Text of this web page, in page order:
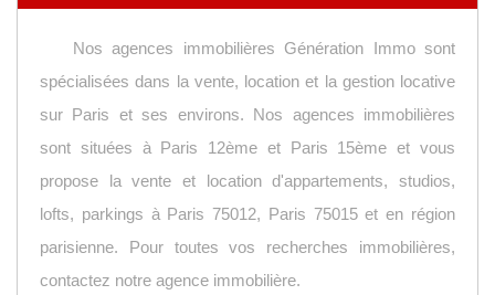
Nos agences immobilières Génération Immo sont
spécialisées dans la vente, location et la gestion locative
sur Paris et ses environs. Nos agences immobilières
sont situées à Paris 12ème et Paris 15ème et vous
propose la vente et location d'appartements, studios,
lofts, parkings à Paris 75012, Paris 75015 et en région
parisienne. Pour toutes vos recherches immobilières,
contactez notre agence immobilière.